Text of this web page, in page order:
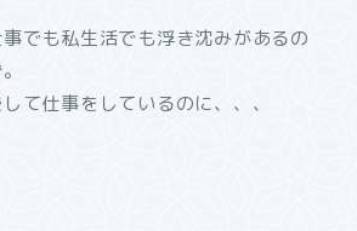
でも私生活でも浮き沈みがあるの
て仕事をしているのに、、、